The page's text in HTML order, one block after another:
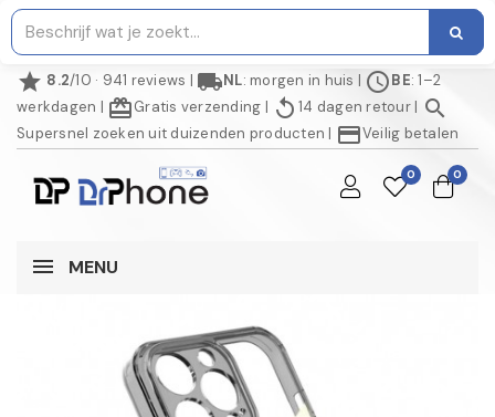
star 8.2/10 · 941 reviews | local_shippingNL: morgen in huis | scheduleBE: 1–2
werkdagen | redeemGratis verzending | replay 14 dagen retour| search
Supersnel zoeken uit duizenden producten | credit_cardVeilig betalen
0 0
MENU